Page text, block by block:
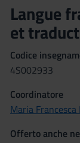
Langue
et
Codice
4S002933
Coordinatore
Maria
Offerto anche